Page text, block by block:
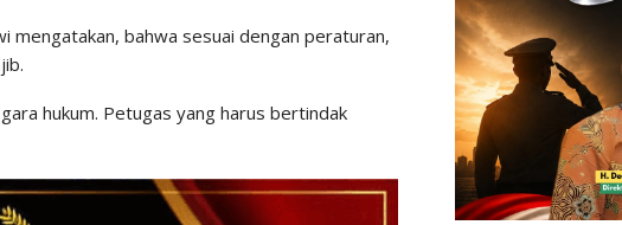
mengatakan, bahwa sesuai dengan peraturan,
hukum. Petugas yang harus bertindak